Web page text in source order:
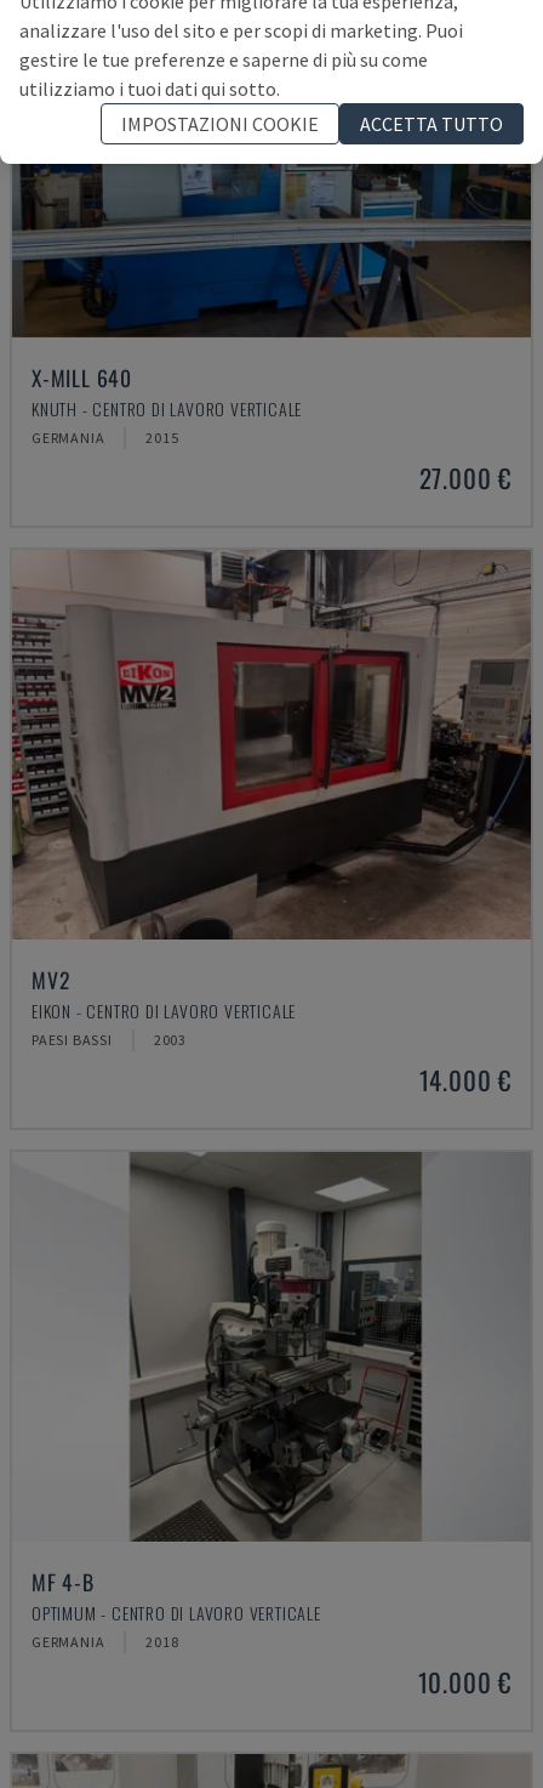
X-MILL 640
KNUTH - CENTRO DI LAVORO VERTICALE
GERMANIA 2015
27.000 €
MV2
EIKON - CENTRO DI LAVORO VERTICALE
PAESI BASSI 2003
14.000 €
MF 4-B
OPTIMUM - CENTRO DI LAVORO VERTICALE
GERMANIA 2018
10.000 €
analizzare l'uso del sito e per scopi di marketing. Puoi
gestire le tue preferenze e saperne di più su come
utilizziamo i tuoi dati qui sotto.
IMPOSTAZIONI COOKIE
ACCETTA TUTTO